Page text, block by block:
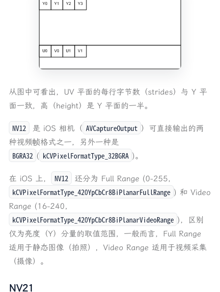
从图中可看出，UV 平面的每行字节数（strides）与 Y 平
面一致，高（height）是 Y 平面的一半。
NV12 是 iOS 相机（ AVCaptureOutput ）可直接输出的两
种视频帧格式之一，另外一种是
BGRA32 ( kCVPixelFormatType_32BGRA )。
在 iOS 上， NV12 还分为 Full Range (0-255,
kCVPixelFormatType_420YpCbCr8BiPlanarFullRange ) 和 Video
Range (16-240,
kCVPixelFormatType_420YpCbCr8BiPlanarVideoRange )，区别
仅为亮度（Y）分量的取值范围，一般而言，Full Range
适用于静态图像（拍照），Video Range 适用于视频采集
（摄像）。
NV21